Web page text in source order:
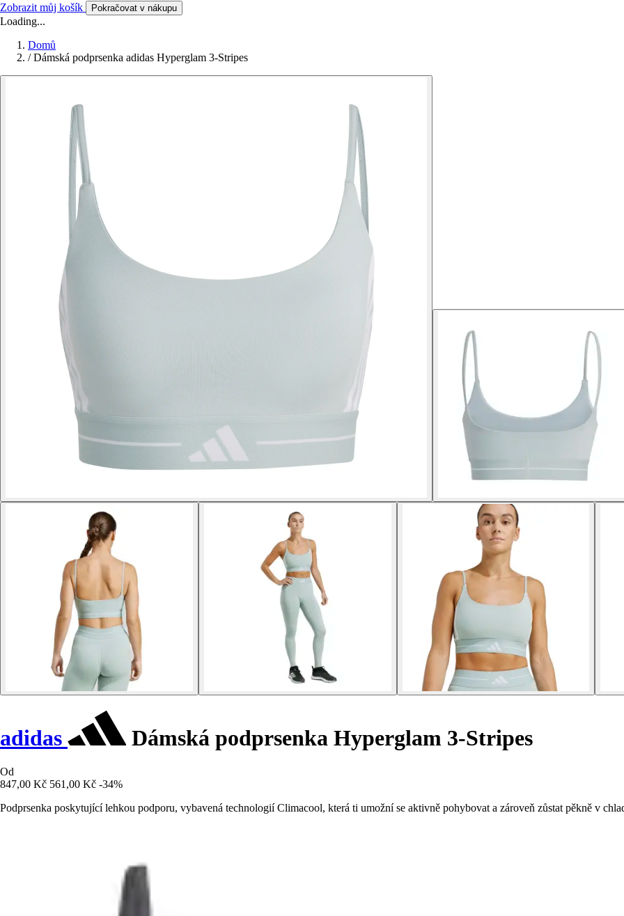
Zobrazit můj košík Pokračovat v nákupu
Loading...
Domů
/ Dámská podprsenka adidas Hyperglam 3-Stripes
adidas Dámská podprsenka Hyperglam 3-Stripes
Od
847,00 Kč 561,00 Kč -34%
Podprsenka poskytující lehkou podporu, vybavená technologií Climacool, která ti umožní se aktivně pohybovat a zároveň zůstat pěkně v